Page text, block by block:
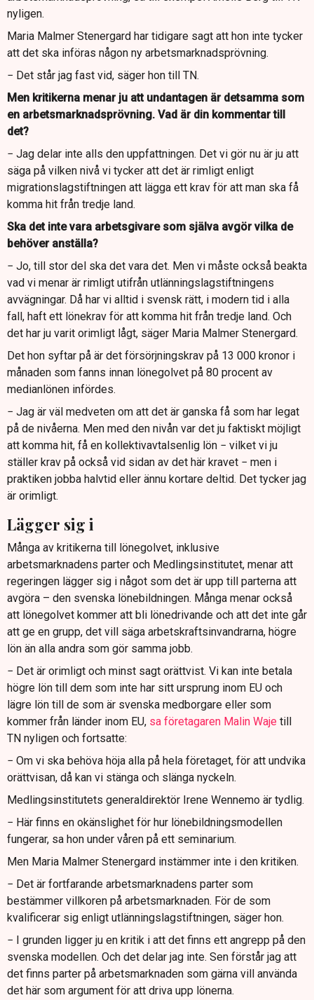
nyligen.
Maria Malmer Stenergard har tidigare sagt att hon inte tycker
att det ska införas någon ny arbetsmarknadsprövning.
− Det står jag fast vid, säger hon till TN.
Men kritikerna menar ju att undantagen är detsamma som
en arbetsmarknadsprövning. Vad är din kommentar till
det?
− Jag delar inte alls den uppfattningen. Det vi gör nu är ju att
säga på vilken nivå vi tycker att det är rimligt enligt
migrationslagstiftningen att lägga ett krav för att man ska få
komma hit från tredje land.
Ska det inte vara arbetsgivare som själva avgör vilka de
behöver anställa?
− Jo, till stor del ska det vara det. Men vi måste också beakta
vad vi menar är rimligt utifrån utlänningslagstiftningens
avvägningar. Då har vi alltid i svensk rätt, i modern tid i alla
fall, haft ett lönekrav för att komma hit från tredje land. Och
det har ju varit orimligt lågt, säger Maria Malmer Stenergard.
Det hon syftar på är det försörjningskrav på 13 000 kronor i
månaden som fanns innan lönegolvet på 80 procent av
medianlönen infördes.
− Jag är väl medveten om att det är ganska få som har legat
på de nivåerna. Men med den nivån var det ju faktiskt möjligt
att komma hit, få en kollektivavtalsenlig lön − vilket vi ju
ställer krav på också vid sidan av det här kravet − men i
praktiken jobba halvtid eller ännu kortare deltid. Det tycker jag
är orimligt.
Lägger sig i
Många av kritikerna till lönegolvet, inklusive
arbetsmarknadens parter och Medlingsinstitutet, menar att
regeringen lägger sig i något som det är upp till parterna att
avgöra – den svenska lönebildningen. Många menar också
att lönegolvet kommer att bli lönedrivande och att det inte går
att ge en grupp, det vill säga arbetskraftsinvandrarna, högre
lön än alla andra som gör samma jobb.
− Det är orimligt och minst sagt orättvist. Vi kan inte betala
högre lön till dem som inte har sitt ursprung inom EU och
lägre lön till de som är svenska medborgare eller som
kommer från länder inom EU, sa företagaren Malin Waje till
TN nyligen och fortsatte:
− Om vi ska behöva höja alla på hela företaget, för att undvika
orättvisan, då kan vi stänga och slänga nyckeln.
Medlingsinstitutets generaldirektör Irene Wennemo är tydlig.
− Här finns en okänslighet för hur lönebildningsmodellen
fungerar, sa hon under våren på ett seminarium.
Men Maria Malmer Stenergard instämmer inte i den kritiken.
− Det är fortfarande arbetsmarknadens parter som
bestämmer villkoren på arbetsmarknaden. För de som
kvalificerar sig enligt utlänningslagstiftningen, säger hon.
− I grunden ligger ju en kritik i att det finns ett angrepp på den
svenska modellen. Och det delar jag inte. Sen förstår jag att
det finns parter på arbetsmarknaden som gärna vill använda
det här som argument för att driva upp lönerna.